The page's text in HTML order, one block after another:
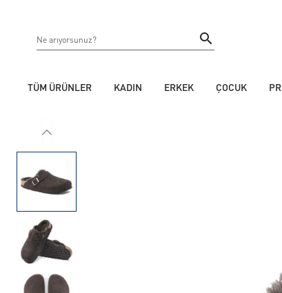
TÜM ÜRÜNLER KADIN ERKEK ÇOCUK